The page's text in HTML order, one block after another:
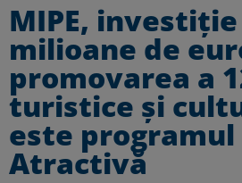
MIPE, investiție
milioane de
promovarea a
turistice și
este programul
Atractivă